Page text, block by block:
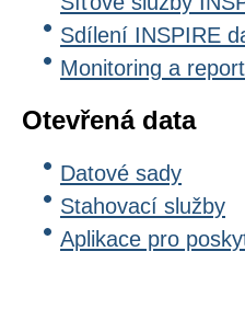
Sdílení INSPIRE
Monitoring a
Otevřená data
Datové sady
Stahovací služby
Aplikace pro